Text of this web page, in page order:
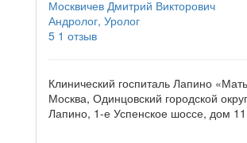
Москвичев Дмитрий Викторович
Андролог, Уролог
5 1 отзыв
Клинический госпиталь Лапино
Москва, Одинцовский городской
Лапино, 1-е Успенское шоссе, дом